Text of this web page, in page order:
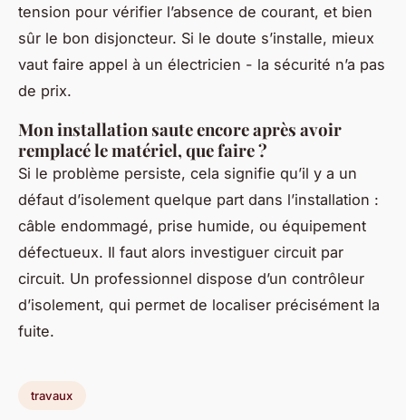
tension pour vérifier l’absence de courant, et bien
sûr le bon disjoncteur. Si le doute s’installe, mieux
vaut faire appel à un électricien - la sécurité n’a pas
de prix.
Mon installation saute encore après avoir
remplacé le matériel, que faire ?
Si le problème persiste, cela signifie qu’il y a un
défaut d’isolement quelque part dans l’installation :
câble endommagé, prise humide, ou équipement
défectueux. Il faut alors investiguer circuit par
circuit. Un professionnel dispose d’un contrôleur
d’isolement, qui permet de localiser précisément la
fuite.
travaux